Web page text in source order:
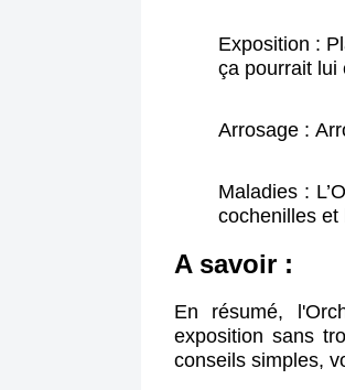
Exposition :
ça pourrait lui
Arrosage :
Maladies :
cochenilles et
A savoir :
En résumé,
exposition sans
conseils simples,